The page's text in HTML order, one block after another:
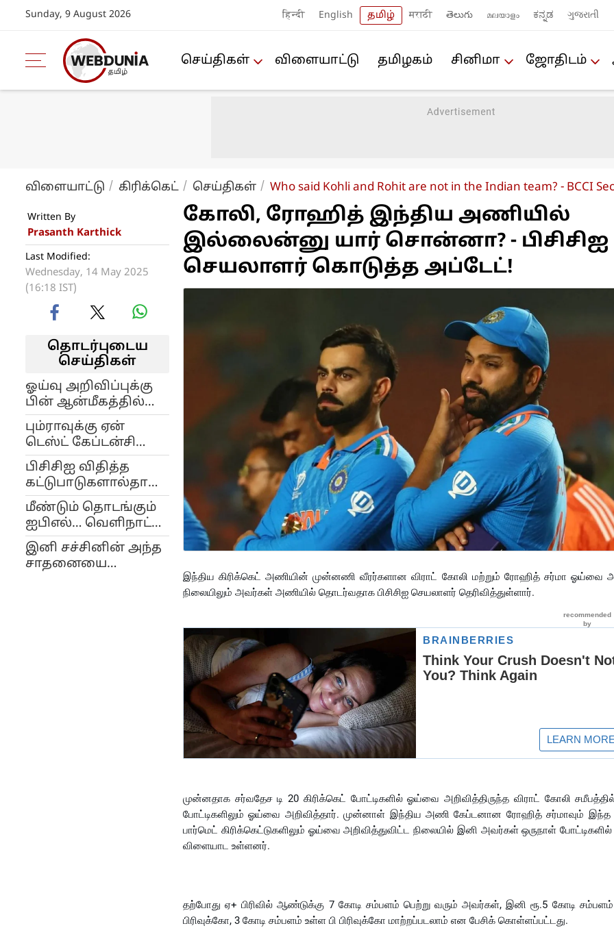
Sunday, 9 August 2026 हिन्दी English தமிழ் मराठी తెలుగు മലയാളം ಕನ್ನಡ ગુજરાતી
செய்திகள் விளையா‌ட்டு த‌மிழக‌ம் சினிமா ஜோ‌திட‌ம்
விளையாட்டு கிரிக்கெட் செய்திகள் Who said Kohli and Rohit are not in the Indian team? - BCCI
Written By
Prasanth Karthick
Last Modified:
Wednesday, 14 May 2025
(16:18 IST)
தொடர்புடைய
செய்திகள்
ஓய்வு அறிவிப்புக்கு
பின் ஆன்மீகத்தில்
நாட்டம் கொண்ட
விராத் கோலி..!
பும்ராவுக்கு ஏன்
டெஸ்ட் கேப்டன்சி
அளிக்கப்பட
வேண்டும்? – சுனில்
கவாஸ்கர் சொல்லும்
காரணம்!
பிசிசிஐ விதித்த
கட்டுபாடுகளால்தான்
கோலி சீக்கிரம்
ஓய்வை
அறிவித்தாரா?
மீண்டும் தொடங்கும்
ஐபிஎல்… வெளிநாட்டு
வீரர்கள் ஆப்செண்ட்..
பழைய சுவாரஸ்யம்
இருக்குமா?
இனி சச்சினின் அந்த
சாதனையை
கோலி, ரோஹித் இந்திய அணியில்
இல்லைன்னு யார் சொன்னா? - பிசிசிஐ
செயலாளர் கொடுத்த அப்டேட்!
இந்திய கிரிக்கெட் அணியின் முன்னணி வீரர்களான விராட் கோலி மற்றும் ரோஹித் சர்மா ஓய்வை
நிலையிலும் அவர்கள் அணியில் தொடர்வதாக பிசிசிஐ செயலாளர் தெரிவித்துள்ளார்.
முன்னதாக சர்வதேச டி 20 கிரிக்கெட் போட்டிகளில் ஓய்வை அறிவித்திருந்த விராட் கோலி
போட்டிகளிலும் ஓய்வை அறிவித்தார். முன்னாள் இந்திய அணி கேப்டனான ரோஹித் சர்மாவும்
பார்மெட் கிரிக்கெட்டுகளிலும் ஓய்வை அறிவித்துவிட்ட நிலையில் இனி அவர்கள் ஒருநாள் போட்டிகளில்
விளையாட உள்ளனர்.
தற்போது ஏ+ பிரிவில் ஆண்டுக்கு 7 கோடி சம்பளம் பெற்று வரும் அவர்கள், இனி ரூ.5 கோடி
பிரிவுக்கோ, 3 கோடி சம்பளம் உள்ள பி பிரிவுக்கோ மாற்றப்படலாம் என பேசிக் கொள்ளப்பட்டது.